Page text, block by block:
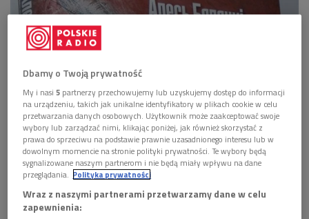
Foto: Włodzimierz Pac, Polskie Radio
GALERIA
Dbamy o Twoją prywatność
My i nasi5 partnerzy przechowujemy lub uzyskujemy dostęp do informacji
na urządzeniu, takich jak unikalne identyfikatory w plikach cookie w celu
przetwarzania danych osobowych. Użytkownik może zaakceptować swoje
wybory lub zarządzać nimi, klikając poniżej, jak również skorzystać z
prawa do sprzeciwu na podstawie prawnie uzasadnionego interesu lub w
dowolnym momencie na stronie polityki prywatności. Te wybory będą
sygnalizowane naszym partnerom i nie będą miały wpływu na dane
przeglądania. Polityka prywatności
Wraz z naszymi partnerami przetwarzamy dane w celu
zapewnienia: